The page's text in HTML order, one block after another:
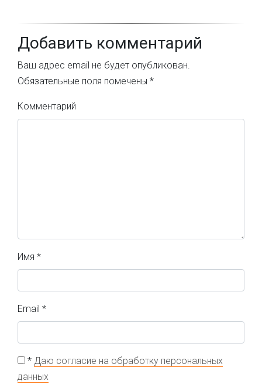
Добавить комментарий
Ваш адрес email не будет опубликован.
Обязательные поля помечены *
Комментарий
Имя *
Email *
* Даю согласие на обработку персональных
данных